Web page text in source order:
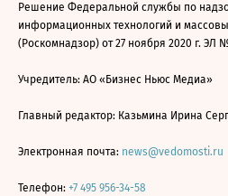
Решение Федеральной службы по
информационных технологий и
(Роскомнадзор) от 27 ноября 2020 г. ЭЛ
Учредитель: АО «Бизнес Ньюс Медиа»
Главный редактор: Казьмина Ирина
Электронная почта: news@vedomosti.ru
Телефон: +7 495 956-34-58